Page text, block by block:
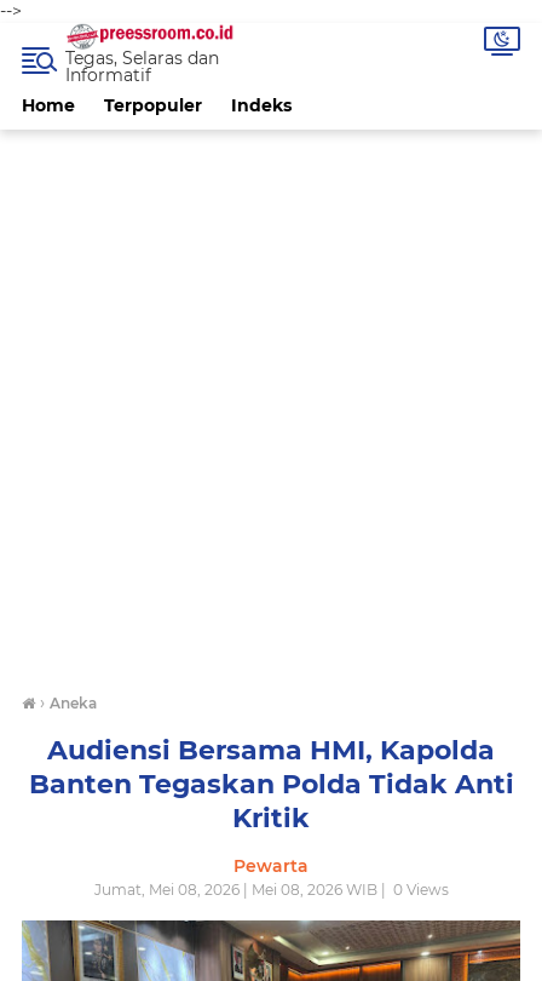
-->
Home Terpopuler Indeks
Tegas, Selaras dan
Informatif
› Aneka
Audiensi Bersama HMI, Kapolda
Banten Tegaskan Polda Tidak Anti
Kritik
Pewarta
Jumat, Mei 08, 2026 | Mei 08, 2026 WIB | 0Views